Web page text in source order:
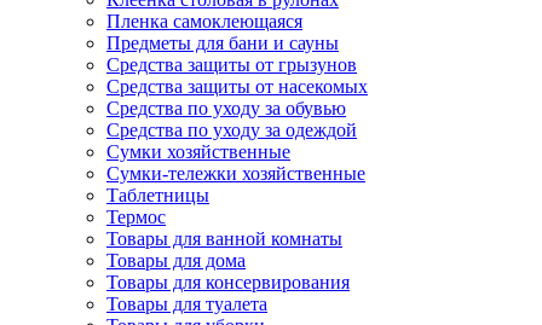
Пленка самоклеющаяся
Предметы для бани и сауны
Средства защиты от грызунов
Средства защиты от насекомых
Средства по уходу за обувью
Средства по уходу за одеждой
Сумки хозяйственные
Сумки-тележки хозяйственные
Таблетницы
Термос
Товары для ванной комнаты
Товары для дома
Товары для консервирования
Товары для туалета